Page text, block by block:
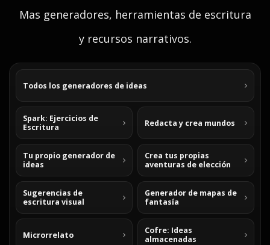
Mas generadores, herramientas de escritura
y recursos narrativos.
Todos los generadores de ideas
Spark: Ejercicios de
Escritura
Redacta y crea mundos
Tu propio generador de
ideas
Crea tus propias
aventuras de elección
Sugerencias de
escritura visual
Generador de mapas de
fantasía
Microrrelato
Cofre: Ideas
almacenadas